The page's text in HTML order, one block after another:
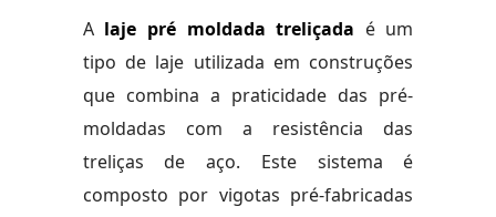
A laje pré moldada treliçada é um
tipo de laje utilizada em construções
que combina a praticidade das pré-
moldadas com a resistência das
treliças de aço. Este sistema é
composto por vigotas pré-fabricadas